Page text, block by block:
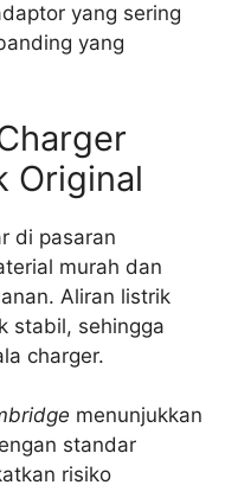
yang sering
yang
Original
di pasaran
murah dan
Aliran listrik
stabil, sehingga
charger.
menunjukkan
standar
risiko